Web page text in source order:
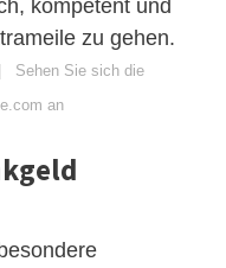
kompetent und
zu gehen.
Sehen Sie sich die
an